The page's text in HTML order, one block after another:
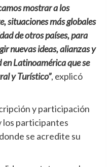
mostrar a los
situaciones más globales
de otros países, para
nuevas ideas, alianzas y
Latinoamérica que se
y Turístico”, explicó
y participación
los participantes
se acredite su